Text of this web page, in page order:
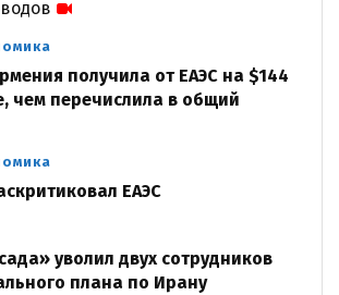
получила от ЕАЭС на $144
чем перечислила в общий
ЕАЭС
уволил двух сотрудников
плана по Ирану